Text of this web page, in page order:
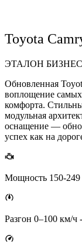
Toyota
ЭТАЛОН
Обновленная
воплощение
комфорта.
модульная
оснащение —
успех как на
Мощность 150-249
Разгон 0–100 км/ч